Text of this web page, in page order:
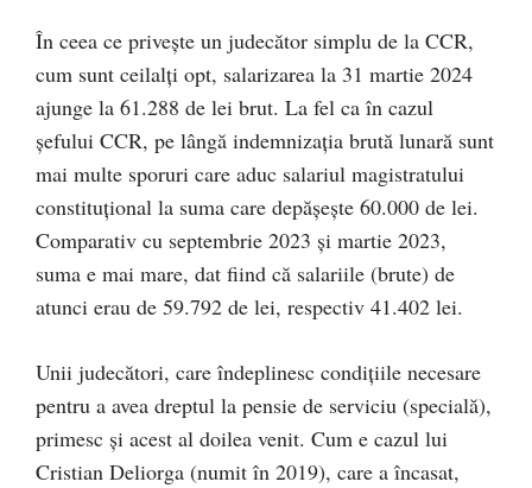
În ceea ce privește un judecător simplu de la CCR,
cum sunt ceilalți opt, salarizarea la 31 martie 2024
ajunge la 61.288 de lei brut. La fel ca în cazul
șefului CCR, pe lângă indemnizația brută lunară sunt
mai multe sporuri care aduc salariul magistratului
constituțional la suma care depășește 60.000 de lei.
Comparativ cu septembrie 2023 și martie 2023,
suma e mai mare, dat fiind că salariile (brute) de
atunci erau de 59.792 de lei, respectiv 41.402 lei.
Unii judecători, care îndeplinesc condițiile necesare
pentru a avea dreptul la pensie de serviciu (specială),
primesc și acest al doilea venit. Cum e cazul lui
Cristian Deliorga (numit în 2019), care a încasat,